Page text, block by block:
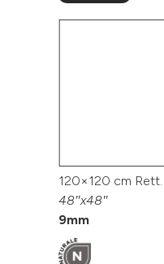
120×120 cm Rett.
48″x48″
9mm